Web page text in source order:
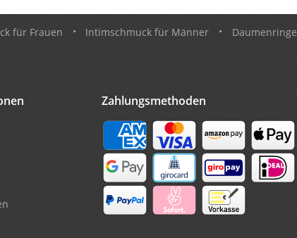
für Frauen • Intimschmuck für Männer • Daumenringe
Zahlungsmethoden